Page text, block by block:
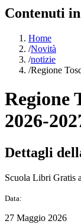
Contenuti
Home
/Novità
/notizie
/Regione
Regione
2026-
Dettagli
Scuola Libri Gratis
Data:
27 Maggio 2026